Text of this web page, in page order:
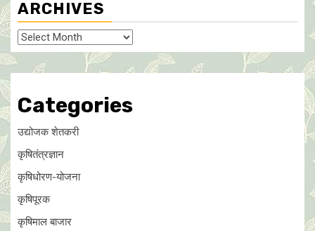
ARCHIVES
Archives
Categories
उद्योजक शेतकरी
कृषितंत्रज्ञान
कृषिधोरण-योजना
कृषिपूरक
कृषिमाल बाजार